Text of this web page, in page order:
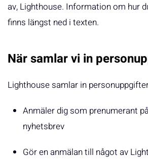
av, Lighthouse. Information om hur
finns längst ned i texten.
När samlar vi in
Lighthouse samlar in
Anmäler dig som prenumerant
nyhetsbrev
Gör en anmälan till något av